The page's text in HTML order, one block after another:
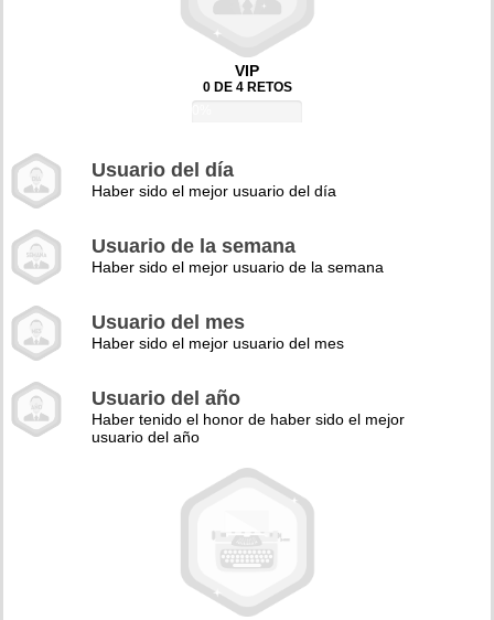
VIP
0 DE 4 RETOS
Usuario del día
Haber sido el mejor usuario del día
Usuario de la semana
Haber sido el mejor usuario de la semana
Usuario del mes
Haber sido el mejor usuario del mes
Usuario del año
Haber tenido el honor de haber sido el mejor
usuario del año